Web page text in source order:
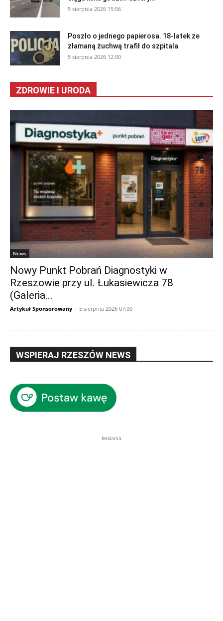
5 sierpnia 2026 15:56
Poszło o jednego papierosa. 18-latek ze
złamaną żuchwą trafił do szpitala
5 sierpnia 2026 12:00
ZDROWIE I URODA
News
Nowy Punkt Pobrań Diagnostyki w
Rzeszowie przy ul. Łukasiewicza 78
(Galeria...
Artykuł Sponsorowany - 5 sierpnia 2026 07:00
WSPIERAJ RZESZÓW NEWS
Reklama